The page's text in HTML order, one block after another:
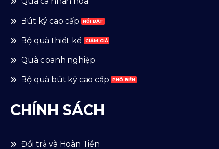
Bút ký cao cấp
Bộ quà thiết kế
Quà doanh nghiệp
Bộ quà bút ký cao cấp
CHÍNH SÁCH
Đổi trả và Hoàn Tiền